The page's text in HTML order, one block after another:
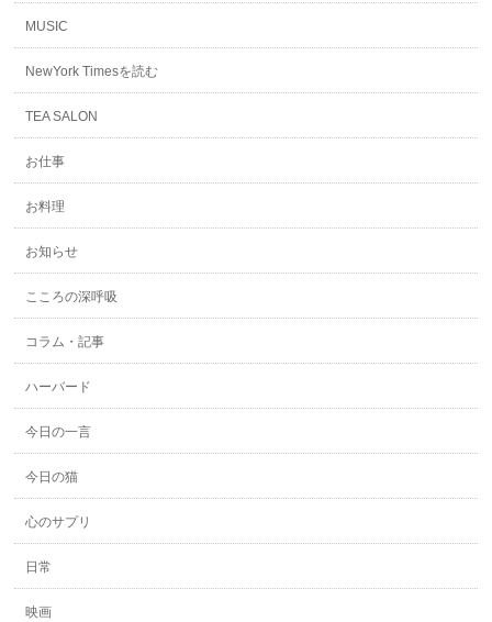
MUSIC
NewYork Timesを読む
TEA SALON
お仕事
お料理
お知らせ
こころの深呼吸
コラム・記事
ハーバード
今日の一言
今日の猫
心のサプリ
日常
映画